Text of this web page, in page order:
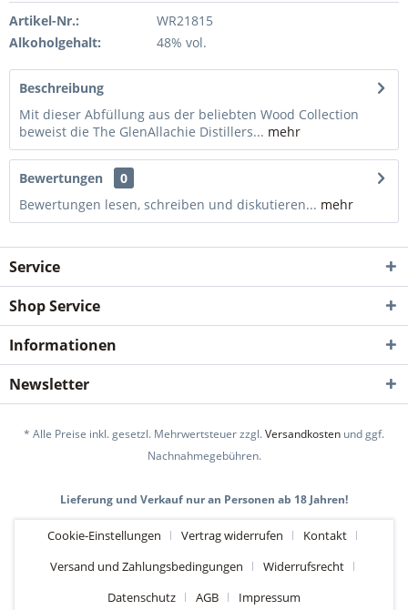
Artikel-Nr.:
WR21815
Alkoholgehalt:
48% vol.
Beschreibung
Mit dieser Abfüllung aus der beliebten Wood Collection
beweist die The GlenAllachie Distillers... mehr
Bewertungen
0
Bewertungen lesen, schreiben und diskutieren... mehr
Service
Shop Service
Informationen
Newsletter
* Alle Preise inkl. gesetzl. Mehrwertsteuer zzgl.Versandkosten und ggf.
Nachnahmegebühren.
Lieferung und Verkauf nur an Personen ab 18 Jahren!
Cookie-Einstellungen Vertrag widerrufen
Kontakt
Versand und Zahlungsbedingungen
Widerrufsrecht
Datenschutz
AGB Impressum